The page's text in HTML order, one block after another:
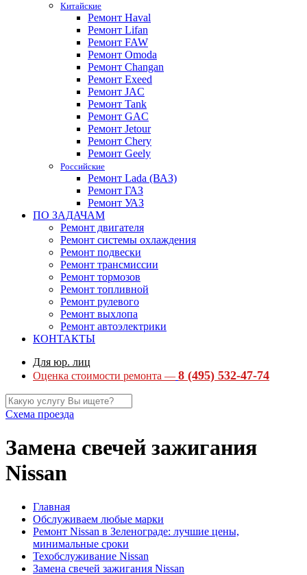
Китайские
Ремонт Haval
Ремонт Lifan
Ремонт FAW
Ремонт Omoda
Ремонт Changan
Ремонт Exeed
Ремонт JAC
Ремонт Tank
Ремонт GAC
Ремонт Jetour
Ремонт Chery
Ремонт Geely
Российские
Ремонт Lada (ВАЗ)
Ремонт ГАЗ
Ремонт УАЗ
ПО ЗАДАЧАМ
Ремонт двигателя
Ремонт системы охлаждения
Ремонт подвески
Ремонт трансмиссии
Ремонт тормозов
Ремонт топливной
Ремонт рулевого
Ремонт выхлопа
Ремонт автоэлектрики
КОНТАКТЫ
Для юр. лиц
Оценка стоимости ремонта — 8 (495) 532-47-74
Схема проезда
Замена свечей зажигания
Nissan
Главная
Обслуживаем любые марки
Ремонт Nissan в Зеленограде: лучшие цены,
минимальные сроки
Техобслуживание Nissan
Замена свечей зажигания Nissan